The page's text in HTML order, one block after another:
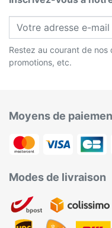
Restez au courant de nos
promotions, etc.
Moyens de
Modes de livraison